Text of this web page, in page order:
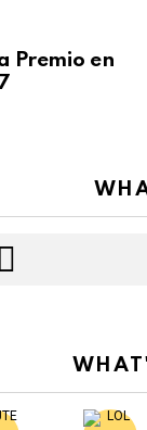
Premio en